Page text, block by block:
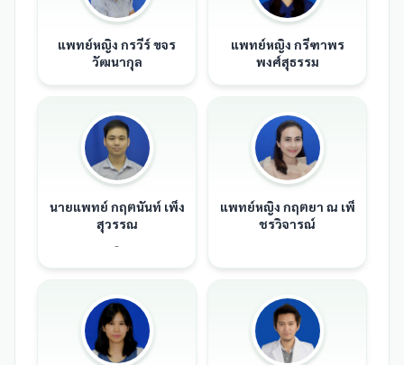
แพทย์หญิง กรวีร์ ขจร
วัฒนากุล
แพทย์หญิง กรีฑาพร
พงศ์สุธรรม
นายแพทย์ กฤตนันท์ เพ็ง
สุวรรณ
-
แพทย์หญิง กฤตยา ณ เพ็
ชรวิจารณ์